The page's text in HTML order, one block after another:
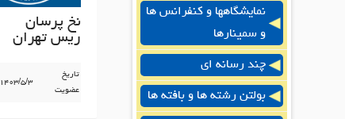
نمایشگاهها و کنفرانس ها
و سمینارها
چند رسانه ای
بولتن رشته ها و بافته ها
نخ پرسان
ریس تهران
تاریخ
عضویت
۱۴۰۳/۵/۳